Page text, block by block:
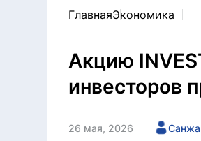
ГлавнаяЭкономика
Акцию
инвесторов
26 мая, 2026